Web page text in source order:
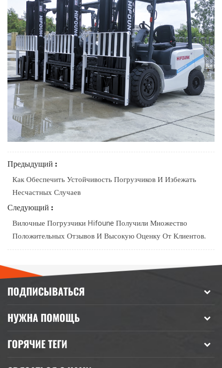
Предыдущий :
Как Обеспечить Устойчивость Погрузчиков И Избежать
Несчастных Случаев
Следующий :
Вилочные Погрузчики Hifoune Получили Множество
Положительных Отзывов И Высокую Оценку От Клиентов.
ПОДПИСЫВАТЬСЯ
НУЖНА ПОМОЩЬ
ГОРЯЧИЕ ТЕГИ